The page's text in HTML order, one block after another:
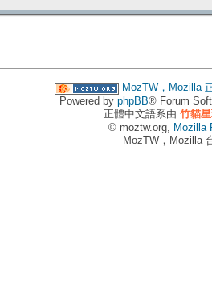
MozTW，Mozilla
Powered by phpBB® Forum
正體中文語系由 竹貓
© moztw.org, Mozilla
MozTW，Mozilla